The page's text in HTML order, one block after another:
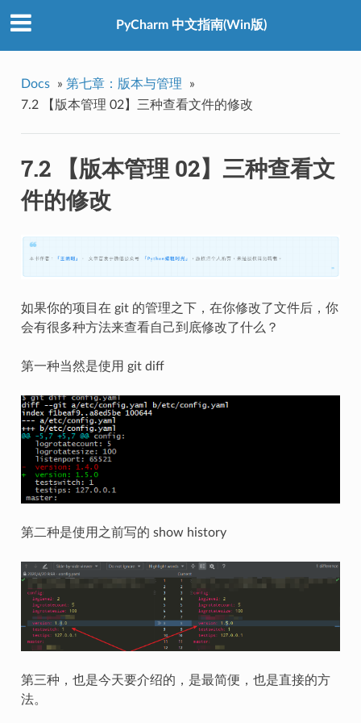
PyCharm 中文指南(Win版)
Docs » 第七章：版本与管理
»
7.2 【版本管理 02】三种查看文件的修改
7.2 【版本管理 02】三种查看文
件的修改
如果你的项目在 git 的管理之下，在你修改了文件后，你
会有很多种方法来查看自己到底修改了什么？
第一种当然是使用 git diff
第二种是使用之前写的 show history
第三种，也是今天要介绍的，是最简便，也是直接的方
法。